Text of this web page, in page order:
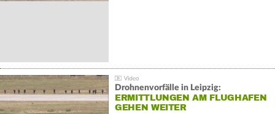
Drohnenvorfälle in Leipzig:
ERMITTLUNGEN AM FLUGHAFEN
GEHEN WEITER